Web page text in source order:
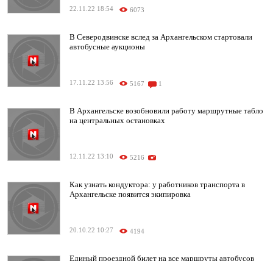
22.11.22 18:54 6073
В Северодвинске вслед за Архангельском стартовали
автобусные аукционы
17.11.22 13:56 5167 1
В Архангельске возобновили работу маршрутные табло
на центральных остановках
12.11.22 13:10 5216
Как узнать кондуктора: у работников транспорта в
Архангельске появится экипировка
20.10.22 10:27 4194
Единый проездной билет на все маршруты автобусов